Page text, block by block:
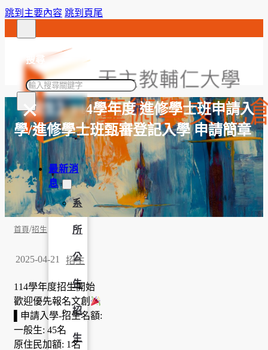
跳到主要內容 跳到頁尾
搜尋
搜
×
最新消
息
系
所
公
告
招
生
【招生】114學年度 進修學士班申請入
學/進修學士班甄審登記入學 申請簡章
首頁/招生
2025-04-21 招生
114學年度招生開始
歡迎優先報名文創
▌申請入學-招生名額:
一般生: 45名
原住民加額: 1名